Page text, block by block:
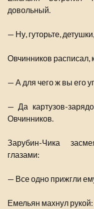
довольный.
— Ну, гуторьте,
Овчинников расписал,
— А для чего ж вы его
— Да картузов-
Овчинников.
Зарубин-Чика
глазами:
— Все одно прижгли
Емельян махнул рукой: